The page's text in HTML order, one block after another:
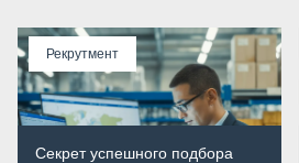
Рекрутмент
Секрет успешного подбора